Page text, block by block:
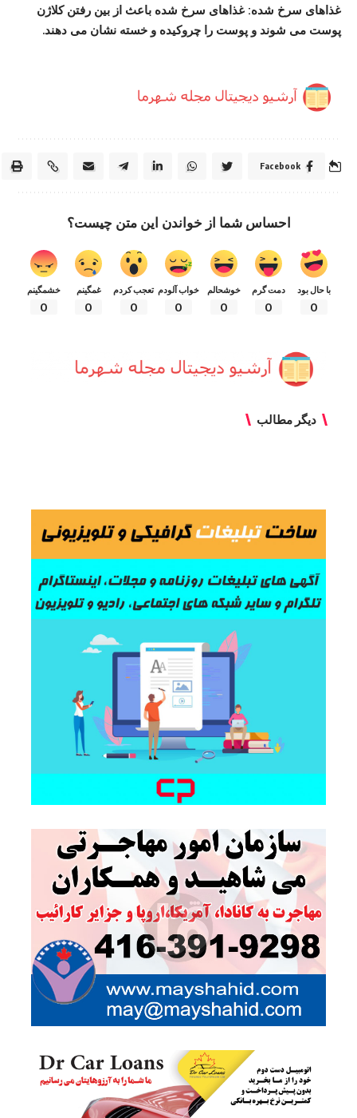
غذاھای سرخ شده: غذاھای سرخ شده باعث از بین رفتن کلاژن
پوست می شوند و پوست را چروکیده و خسته نشان می دھند.
Facebook
احساس شما از خواندن این متن چیست؟
با حال بود
0
دمت گرم
0
خوشحالم
0
خواب آلودم
0
تعجب کردم
0
غمگینم
0
خشمگینم
0
دیگر مطالب